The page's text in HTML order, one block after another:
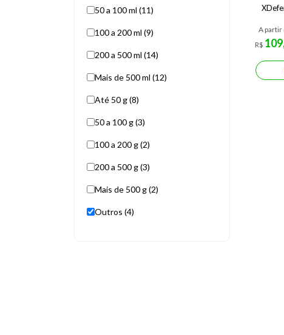
50 a 100 ml (11)
100 a 200 ml (9)
200 a 500 ml (14)
Mais de 500 ml (12)
Até 50 g (8)
50 a 100 g (3)
100 a 200 g (2)
200 a 500 g (3)
Mais de 500 g (2)
Outros (4)
A partir
R$